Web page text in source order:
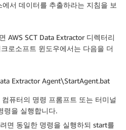
서 데이터를 추출하라는 지침을 보
AWS SCT Data Extractor 디렉터리
로소프트 윈도우에서는 다음을 더
Extractor Agent\StartAgent.bat
퓨터의 명령 프롬프트 또는 터미널
령을 실행합니다.
면 동일한 명령을 실행하되 start를